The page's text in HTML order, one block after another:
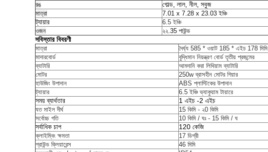
রঙ গোল্ড, লাল, নীল, সবুজ
মাত্রা 7.01 x 7.28 x 23.03 ইঞ্চি
ট্যায়ার
6.5 ইঞ্চি
ওজন
২২.35 পাউন্ড
সবিস্তার বিবরণী
মাত্রা
দৈর্ঘ্য 585 * ওয়াট 185 * এইচ 178 মিমি
মাদারবোর্ড
বুদ্ধিমান নিয়ন্ত্রণ বোর্ড তৃতীয় প্রজন্মের
ব্যাটারি
আমদানি করা লিথিয়াম ব্যাটারি
মোটর
250w ব্রাসহীন মোটর গিয়ার
হাউজিং উপাদান
ABS প্লাস্টিকের উপাদান
ট্যায়ার
6.5 ইঞ্চি ভ্যাকুয়াম টায়ারে
সময় ব্যার্থতার 1 এইচ -2 এইচ
যত মাইল দীর্ঘ
15 কিমি - ২0 কিমি
সর্বোচ্চ গতি
10 কিমি / ঘঃ - 15 কিমি / ঘ
সর্বাধিক চাপ 120 কেজি
ক্লাইম্বিং ক্ষমতা
17 ডিগ্রী
গ্রাউন্ড ক্লিয়ারেন্স
46 মিমি